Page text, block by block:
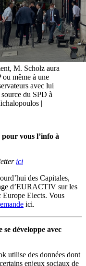
M. Scholz aura
même à une
avec lui
du SPD à
|
vous l’info à
ici
des Capitales,
d’EURACTIV sur les
Europe Elects. Vous
ici.
se développe avec
utilise des données dont
enjeux sociaux de